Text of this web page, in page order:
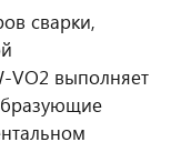
сварки,
VO2 выполняет